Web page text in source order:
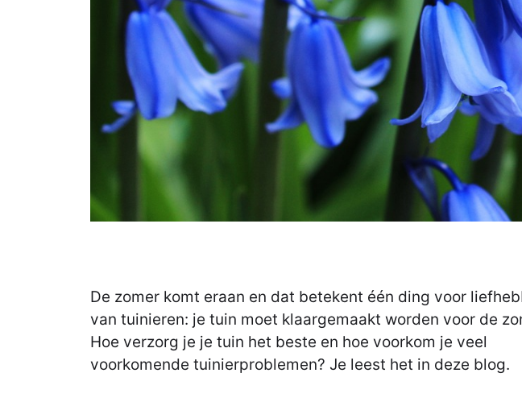
De zomer komt eraan en dat betekent één ding voor
van tuinieren: je tuin moet klaargemaakt worden voor de
Hoe verzorg je je tuin het beste en hoe voorkom je veel
voorkomende tuinierproblemen? Je leest het in deze blog.